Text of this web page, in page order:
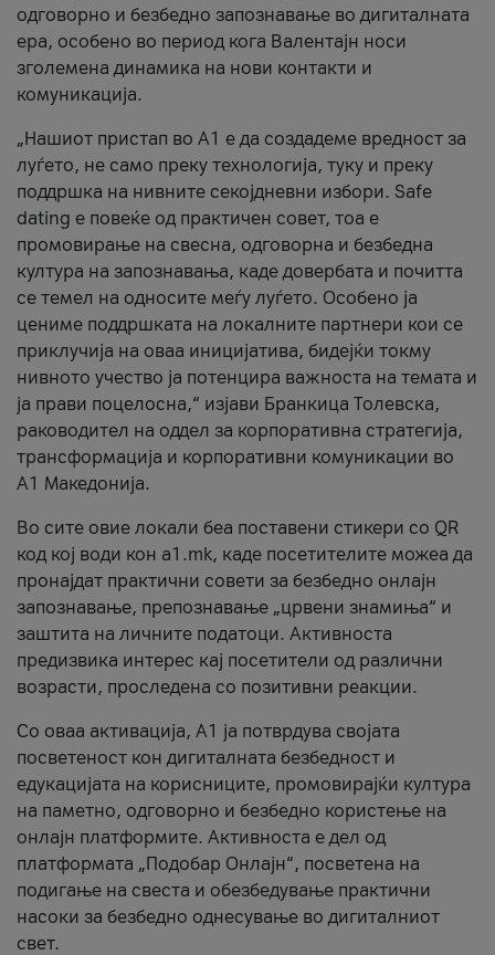
одговорно и безбедно запознавање во дигиталната
ера, особено во период кога Валентајн носи
зголемена динамика на нови контакти и
комуникација.
„Нашиот пристап во А1 е да создадеме вредност за
луѓето, не само преку технологија, туку и преку
поддршка на нивните секојдневни избори. Safe
dating е повеќе од практичен совет, тоа е
промовирање на свесна, одговорна и безбедна
култура на запознавања, каде довербата и почитта
се темел на односите меѓу луѓето. Особено ја
цениме поддршката на локалните партнери кои се
приклучија на оваа иницијатива, бидејќи токму
нивното учество ја потенцира важноста на темата и
ја прави поцелосна,“ изјави Бранкица Толевска,
раководител на оддел за корпоративна стратегија,
трансформација и корпоративни комуникации во
А1 Македонија.
Во сите овие локали беа поставени стикери со QR
код кој води кон a1.mk, каде посетителите можеа да
пронајдат практични совети за безбедно онлајн
запознавање, препознавање „црвени знамиња“ и
заштита на личните податоци. Активноста
предизвика интерес кај посетители од различни
возрасти, проследена со позитивни реакции.
Со оваа активација, А1 ја потврдува својата
посветеност кон дигиталната безбедност и
едукацијата на корисниците, промовирајќи култура
на паметно, одговорно и безбедно користење на
онлајн платформите. Активноста е дел од
платформата „Подобар Онлајн“, посветена на
подигање на свеста и обезбедување практични
насоки за безбедно однесување во дигиталниот
свет.